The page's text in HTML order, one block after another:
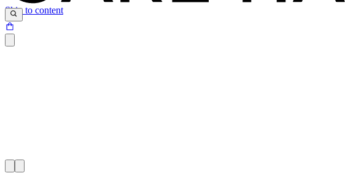
Skip to content